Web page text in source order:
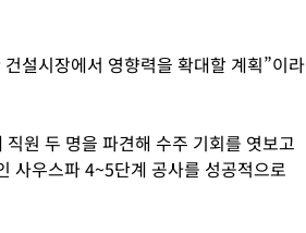
설시장에서 영향력을 확대할 계획”이라
원 두 명을 파견해 수주 기회를 엿보고
사우스파 4~5단계 공사를 성공적으로